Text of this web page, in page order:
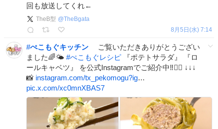
回も放送してくれ←
TheB型 @TheBgata
8月5日(水) 7:14
#ぺこもぐキッチン ご覧いただきありがとうござい
ました🌈🌤️ #ぺこもぐレシピ 『ポテトサラダ』 『ロ
ールキャベツ』 を公式Instagramでご紹介中‼️💁‍♀️ ↓↓↓
📸 instagram.com/tx_pekomogu?ig…
pic.x.com/xc0mnXBAS7